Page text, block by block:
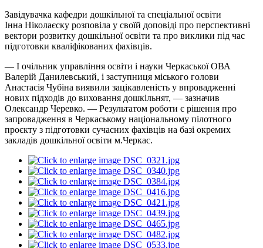
Завідувачка кафедри дошкільної та спеціальної освіти
Інна Ніколаєску розповіла у своїй доповіді про перспективні
вектори розвитку дошкільної освіти та про виклики під час
підготовки кваліфікованих фахівців.
— І очільник управління освіти і науки Черкаської ОВА
Валерій Данилевський, і заступниця міського голови
Анастасія Чубіна виявили зацікавленість у впровадженні
нових підходів до виховання дошкільнят, — зазначив
Олександр Черевко. — Результатом роботи є рішення про
запровадження в Черкаському національному пілотного
проєкту з підготовки сучасних фахівців на базі окремих
закладів дошкільної освіти м.Черкас.